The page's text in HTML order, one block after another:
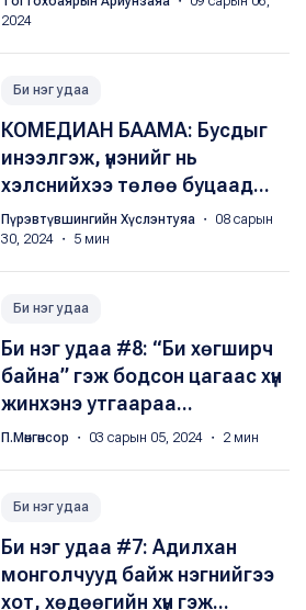
2024
Би нэг удаа
КОМЕДИАН БААМА: Бусдыг
инээлгэж, үнэнийг нь
хэлснийхээ төлөө буцаад...
Пүрэвтүвшингийн Хүслэнтуяа ・ 08 сарын
30, 2024 ・ 5 мин
Би нэг удаа
Би нэг удаа #8: “Би хөгширч
байна” гэж бодсон цагаас хүн
жинхэнэ утгаараа...
П.Мөнгөнсор ・ 03 сарын 05, 2024 ・ 2 мин
Би нэг удаа
Би нэг удаа #7: Адилхан
монголчууд байж нэгнийгээ
хот, хөдөөгийн хүн гэж...